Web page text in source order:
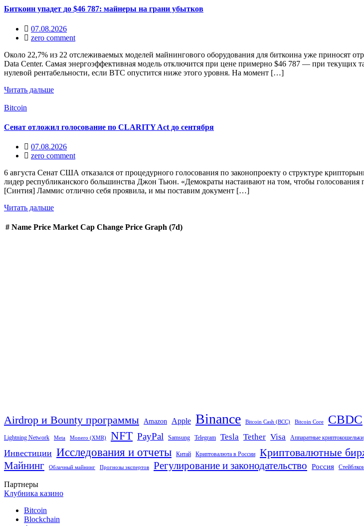
Биткоин упадет до $46 787: майнеры на грани убытков
07.08.2026
zero comment
Около 22,7% из 22 отслеживаемых моделей майнингового оборудования для биткоина уже приносят
Data Center. Самая энергоэффективная модель отключится при цене примерно $46 787 — при текущих
нулевой рентабельности, если BTC опустится ниже этого уровня. На момент […]
Читать дальше
Bitcoin
Сенат отложил голосование по CLARITY Act до сентября
07.08.2026
zero comment
6 августа Сенат США отказался от процедурного голосования по законопроекту о структуре
лидер республиканского большинства Джон Тьюн. «Демократы настаивают на том, чтобы
[Синтия] Ламмис отлично себя проявила, и мы поставим документ […]
Читать дальше
# Name Price Market Cap Change Price Graph (7d)
Airdrop и Bounty программы Amazon Apple Binance Bitcoin Cash (BCC) Bitcoin Core CBDC
Lightning Network Meta Monero (XMR) NFT PayPal Samsung Telegram Tesla Tether Visa Аппаратные криптокошельки
Инвестиции Исследования и отчеты Китай Криптовалюта в России Криптовалютные
Майнинг Облачный майнинг Прогнозы экспертов Регулирование и законодательство Россия
Партнеры
Клубника казино
Bitcoin
Blockchain